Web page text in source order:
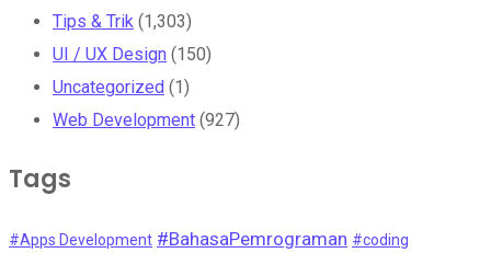
Tips & Trik (1,303)
UI / UX Design (150)
Uncategorized (1)
Web Development (927)
Tags
#Apps Development #BahasaPemrograman #coding